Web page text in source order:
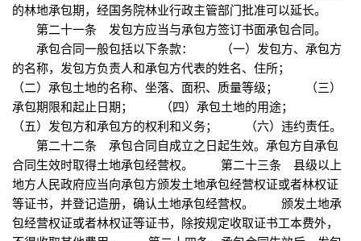
的林地承包期，经国务院林业行政主管部门批准可以延长。
第二十一条 发包方应当与承包方签订书面承包合同。
承包合同一般包括以下条款： （一）发包方、承包方
的名称，发包方负责人和承包方代表的姓名、住所；
（二）承包土地的名称、坐落、面积、质量等级； （三）
承包期限和起止日期； （四）承包土地的用途；
（五）发包方和承包方的权利和义务； （六）违约责任。
第二十二条 承包合同自成立之日起生效。承包方自承包
合同生效时取得土地承包经营权。 第二十三条 县级以上
地方人民政府应当向承包方颁发土地承包经营权证或者林权证
等证书，并登记造册，确认土地承包经营权。 颁发土地承
包经营权证或者林权证等证书，除按规定收取证书工本费外，